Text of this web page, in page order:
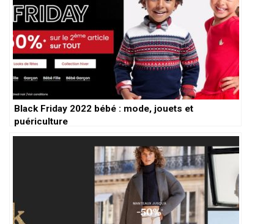
Black Friday 2022 bébé : mode, jouets et
puériculture